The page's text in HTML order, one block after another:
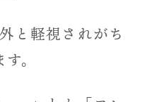
と軽視されがち
。